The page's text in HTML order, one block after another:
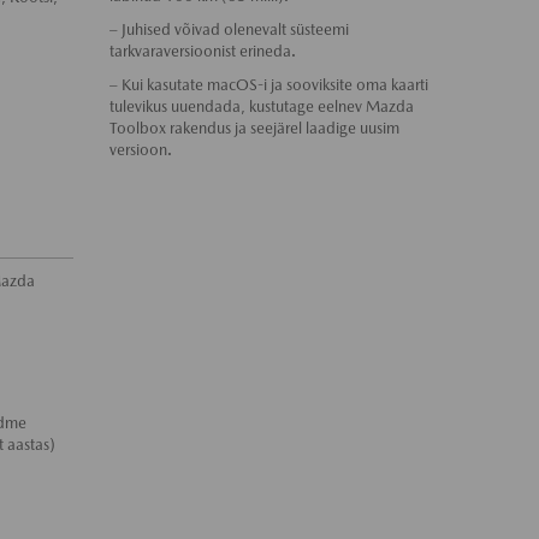
– Juhised võivad olenevalt süsteemi
tarkvaraversioonist erineda.
– Kui kasutate macOS-i ja sooviksite oma kaarti
tulevikus uuendada, kustutage eelnev Mazda
Toolbox rakendus ja seejärel laadige uusim
versioon.
aastas)